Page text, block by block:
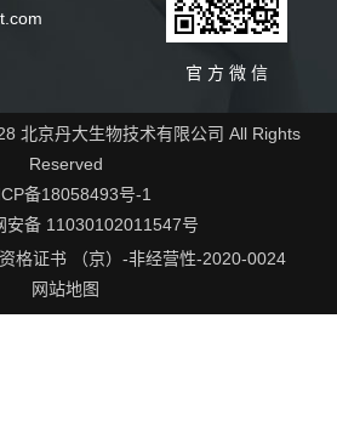
官 方 微 信
北京丹大生物技术有限公司 All Rights
Reserved
备18058493号-1
安备 11030102011547号
格证书 （京）-非经营性-2020-0024
网站地图